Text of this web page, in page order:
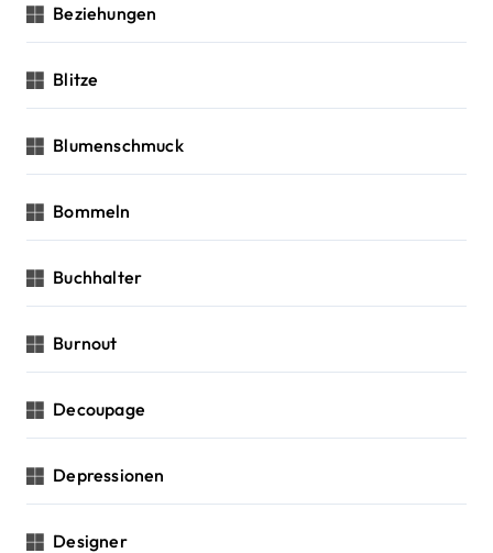
Beziehungen
Blitze
Blumenschmuck
Bommeln
Buchhalter
Burnout
Decoupage
Depressionen
Designer